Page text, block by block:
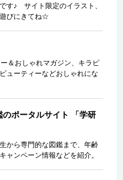
す♪ サイト限定のイラスト、
びにきてね☆
＆おしゃれマガジン、キラピ
ューティーなどおしゃれにな
ポータルサイト 「学研
から専門的な図鑑まで、年齢
ャンペーン情報などを紹介。